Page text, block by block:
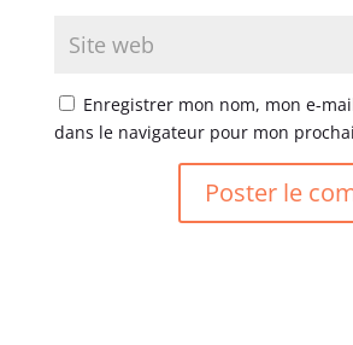
Enregistrer mon nom, mon e-
dans le navigateur pour mon